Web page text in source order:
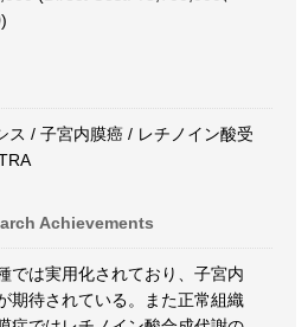
ス / 子宮内膜癌 / レチノイン酸受
Achievements
では実用化されており、子宮内
期待されている。また正常組織